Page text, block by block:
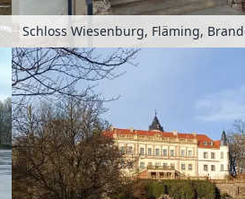
Schloss Wiesenburg, Fläming,